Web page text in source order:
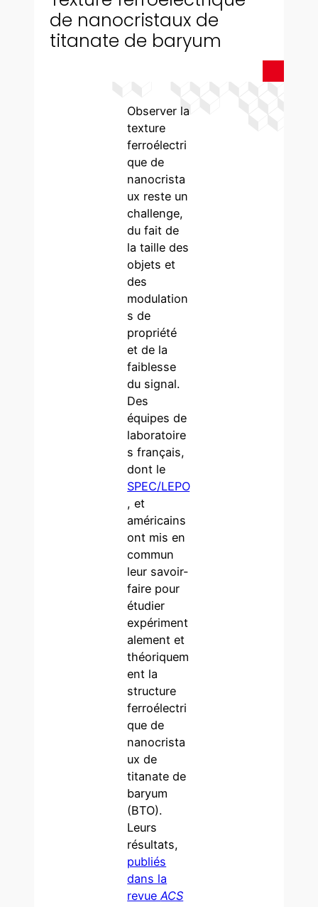
de nanocristaux de
titanate de baryum
Observer la
texture
ferroélectri
que de
nanocrista
ux reste un
challenge,
du fait de
la taille des
objets et
des
modulation
s de
propriété
et de la
faiblesse
du signal.
Des
équipes de
laboratoire
s français,
dont le
SPEC/LEPO
, et
américains
ont mis en
commun
leur savoir-
faire pour
étudier
expériment
alement et
théoriquem
ent la
structure
ferroélectri
que de
nanocrista
ux de
titanate de
baryum
(BTO).
Leurs
résultats,
publiés
dans la
revueACS